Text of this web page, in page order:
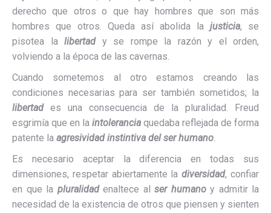
derecho que otros o que hay hombres que son más
hombres que otros. Queda así abolida la justicia, se
pisotea la libertad y se rompe la razón y el orden,
volviendo a la época de las cavernas.
Cuando sometemos al otro estamos creando las
condiciones necesarias para ser también sometidos; la
libertades una consecuencia de la pluralidad. Freud
esgrimía que en la intolerancia quedaba reflejada de forma
patente la agresividad instintiva del ser humano.
Es necesario aceptar la diferencia en todas sus
dimensiones, respetar abiertamente la diversidad, confiar
en que la pluralidadenaltece al ser humanoy admitir la
necesidad de la existencia de otros que piensen y sienten